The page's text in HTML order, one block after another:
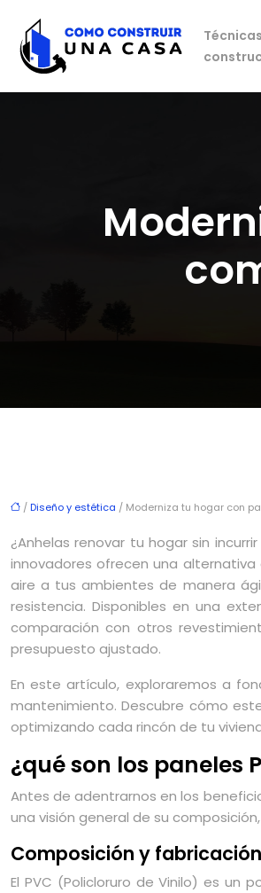
/ Diseño y estética / Moderniza tu hogar con
¿Anhelas renovar tu hogar sin
innovadores ofrecen una
aire a tus ambientes de manera
resistencia. Disponibles en una
comparación con otros
presupuesto ajustado.
En este artículo, exploraremos a
mantenimiento. Descubre cómo
optimizando cada rincón de tu
¿qué son los paneles
Antes de adentrarnos en los
una visión general de su
Composición y fabricación
El PVC (Policloruro de Vinilo) es